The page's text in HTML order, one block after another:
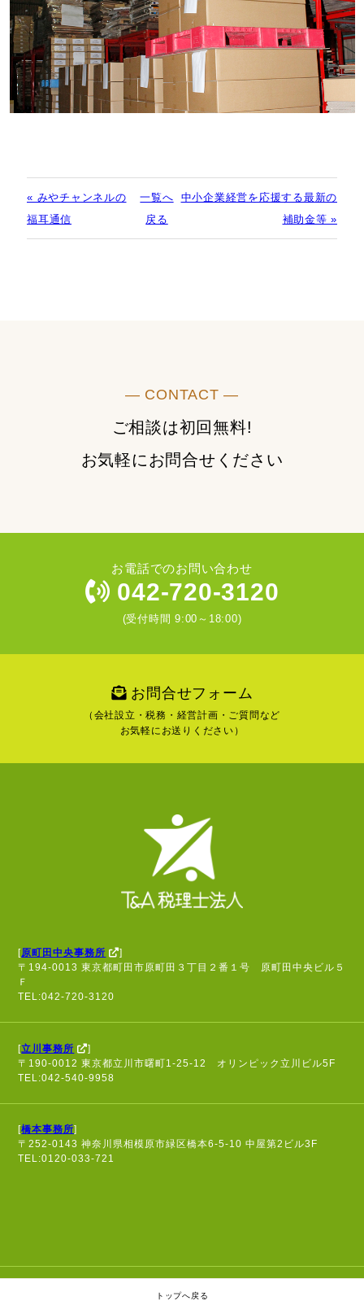
« みやチャンネルの
福耳通信
一覧へ
戻る
中小企業経営を応援する最新の
補助金等 »
トップへ戻る
― CONTACT ―
ご相談は初回無料!
お気軽にお問合せください
お電話でのお問い合わせ
042-720-3120
(受付時間 9:00～18:00)
お問合せフォーム
（会社設立・税務・経営計画・ご質問など
お気軽にお送りください）
[原町田中央事務所
]
〒194-0013 東京都町田市原町田３丁目２番１号 原町田中央ビル５
Ｆ
TEL:042-720-3120
[立川事務所
]
〒190-0012 東京都立川市曙町1-25-12 オリンピック立川ビル5F
TEL:042-540-9958
[橋本事務所]
〒252-0143 神奈川県相模原市緑区橋本6-5-10 中屋第2ビル3F
TEL:0120-033-721
個人情報保護方針